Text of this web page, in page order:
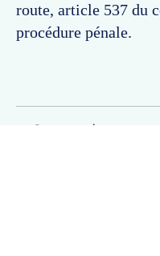
route, article 537 du
procédure pénale.
Commentaires